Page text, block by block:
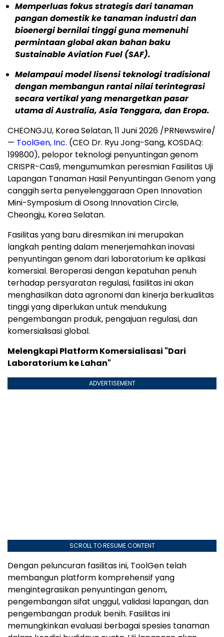
Memperluas fokus strategis dari tanaman
pangan domestik ke tanaman industri dan
bioenergi bernilai tinggi guna memenuhi
permintaan global akan bahan baku
Sustainable Aviation Fuel (SAF).
Melampaui model lisensi teknologi tradisional
dengan membangun rantai nilai terintegrasi
secara vertikal yang menargetkan pasar
utama di Australia, Asia Tenggara, dan Eropa.
CHEONGJU, Korea Selatan, 11 Juni 2026 /PRNewswire/
— ToolGen, Inc. (CEO Dr. Ryu Jong-Sang, KOSDAQ:
199800), pelopor teknologi penyuntingan genom
CRISPR-Cas9, mengumumkan peresmian Fasilitas Uji
Lapangan Tanaman Hasil Penyuntingan Genom yang
canggih serta penyelenggaraan Open Innovation
Mini-Symposium di Osong Innovation Circle,
Cheongju, Korea Selatan.
Fasilitas yang baru diresmikan ini merupakan
langkah penting dalam menerjemahkan inovasi
penyuntingan genom dari laboratorium ke aplikasi
komersial. Beroperasi dengan kepatuhan penuh
terhadap persyaratan regulasi, fasilitas ini akan
menghasilkan data agronomi dan kinerja berkualitas
tinggi yang diperlukan untuk mendukung
pengembangan produk, pengajuan regulasi, dan
komersialisasi global.
Melengkapi Platform Komersialisasi "Dari
Laboratorium ke Lahan"
ADVERTISEMENT
SCROLL TO RESUME CONTENT
Dengan peluncuran fasilitas ini, ToolGen telah
membangun platform komprehensif yang
mengintegrasikan penyuntingan genom,
pengembangan sifat unggul, validasi lapangan, dan
pengembangan produk benih. Fasilitas ini
memungkinkan evaluasi berbagai spesies tanaman